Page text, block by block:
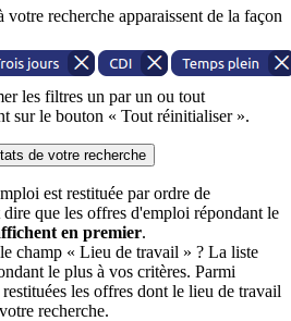
recherche apparaissent de la façon
les filtres un par un ou tout
sur le bouton « Tout réinitialiser ».
de votre recherche
est restituée par ordre de
que les offres d'emploi répondant le
en premier.
champ « Lieu de travail » ? La liste
le plus à vos critères. Parmi
les offres dont le lieu de travail
recherche.